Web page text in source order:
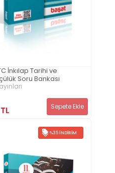
İnkılap Tarihi ve
Soru Bankası
Sepete Ekle
%35 İNDIRIM